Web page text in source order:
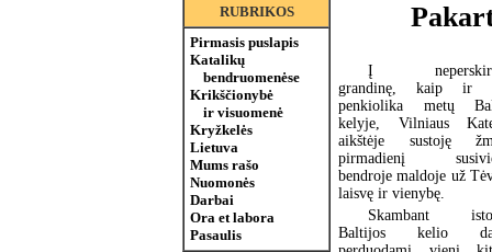
RUBRIKOS
Pirmasis puslapis
Katalikų
bendruomenėse
Krikščionybė
ir visuomenė
Kryžkelės
Lietuva
Mums rašo
Nuomonės
Darbai
Ora et labora
Pasaulis
Į
grandinę, kaip ir
penkiolika metų
kelyje, Vilniaus
aikštėje sustoję
pirmadienį
bendroje maldoje už
laisvę ir vienybę.
Skambant
Baltijos kelio